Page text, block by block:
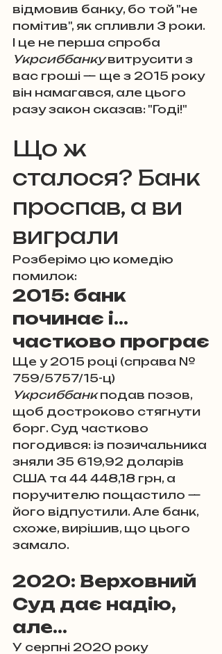
відмовив банку, бо той "не
помітив", як спливли 3 роки.
І це не перша спроба
Укрсиббанку витрусити з
вас гроші — ще з 2015 року
він намагався, але цього
разу закон сказав: "Годі!"
Що ж
сталося? Банк
проспав, а ви
виграли
Розберімо цю комедію
помилок:
2015: банк
починає і…
частково програє
Ще у 2015 році (справа №
759/5757/15-ц)
Укрсиббанк подав позов,
щоб достроково стягнути
борг. Суд частково
погодився: із позичальника
зняли 35 619,92 доларів
США та 44 448,18 грн, а
поручителю пощастило —
його відпустили. Але банк,
схоже, вирішив, що цього
замало.
2020: Верховний
Суд дає надію,
але…
У серпні 2020 року